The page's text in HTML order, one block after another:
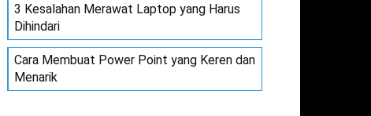
3 Kesalahan Merawat Laptop yang Harus
Dihindari
Cara Membuat Power Point yang Keren dan
Menarik